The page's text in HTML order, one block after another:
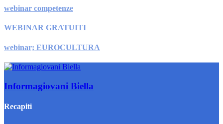
webinar competenze
WEBINAR GRATUITI
webinar; EUROCULTURA
Informagiovani Biella
Recapiti